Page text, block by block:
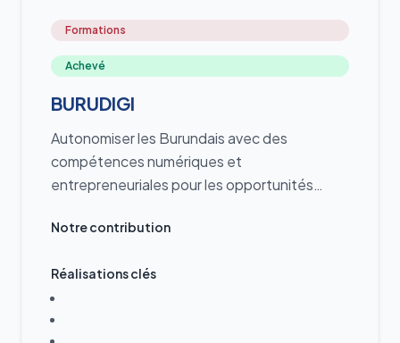
Formations
Achevé
BURUDIGI
Autonomiser les Burundais avec des
compétences numériques et
entrepreneuriales pour les opportunités
Notre contribution
Réalisations clés